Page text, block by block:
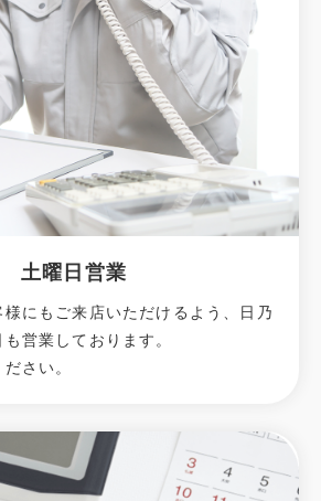
土曜日営業
にもご来店いただけるよう、日乃
営業しております。
さい。